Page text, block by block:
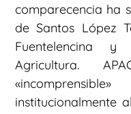
comparecencia ha
de Santos López
Fuentelencina
Agricultura.
institucionalmente